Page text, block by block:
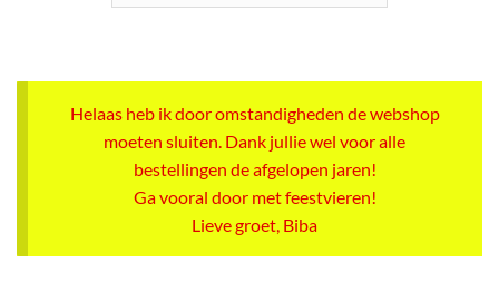
Helaas heb ik door omstandigheden de webshop
moeten sluiten. Dank jullie wel voor alle
bestellingen de afgelopen jaren!
Ga vooral door met feestvieren!
Lieve groet, Biba